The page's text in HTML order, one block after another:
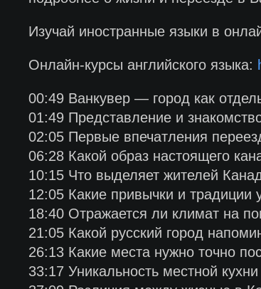
Изучай иностранные языки в
Онлайн-курсы английского языка:
00:49 Ванкувер — город как
01:49 Представление и
02:05 Первые впечатления
06:28 Какой образ настоящего
10:15 Что выделяет жителей
12:05 Какие привычки и традиции
18:40 Отражается ли климат на
21:05 Какой русский город
26:13 Какие места нужно точно
33:17 Уникальность местной